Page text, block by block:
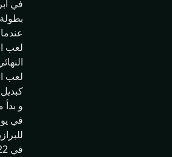
بطولة العالم تحت 17 سنة
النهائي على
و بدأ
في 22 آغسطس 2008، فازت البرازيل بالميدالية البرونزية بعد فوزها على بلجيكا 3-0.